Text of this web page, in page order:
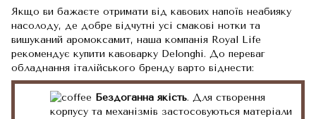
Якщо ви бажаєте отримати від кавових напоїв неабияку
насолоду, де добре відчутні усі смакові нотки та
вишуканий аромоксамит, наша компанія Royal Life
рекомендує купити кавоварку Delonghi. До переваг
обладнання італійського бренду варто віднести:
Бездоганна якість. Для створення
корпусу та механізмів застосовуються матеріали